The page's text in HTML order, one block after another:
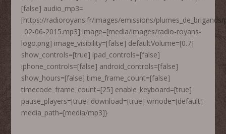
[false] audio_mp3=
[https://radioroyans.fr/images/emissions/plumes_de_brigands/
_02-06-2015.mp3] image=[media/images/radio-royans-
logo.png] image_visibility=[false] defaultVolume=[0.7]
show_controls=[true] ipad_controls=[false]
iphone_controls=[false] android_controls=[false]
show_hours=[false] time_frame_count=[false]
timecode_frame_count=[25] enable_keyboard=[true]
pause_players=[true] download=[true] wmode=[default]
media_path=[media/mp3]}